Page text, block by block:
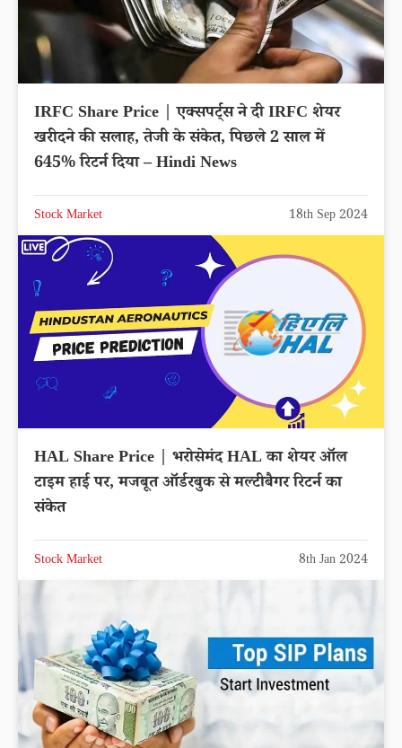
IRFC Share Price | एक्सपर्ट्स ने दी IRFC शेयर
खरीदने की सलाह, तेजी के संकेत, पिछले 2 साल में
645% रिटर्न दिया – Hindi News
Stock Market 18th Sep 2024
HAL Share Price | भरोसेमंद HAL का शेयर ऑल
टाइम हाई पर, मजबूत ऑर्डरबुक से मल्टीबैगर रिटर्न का
संकेत
Stock Market 8th Jan 2024